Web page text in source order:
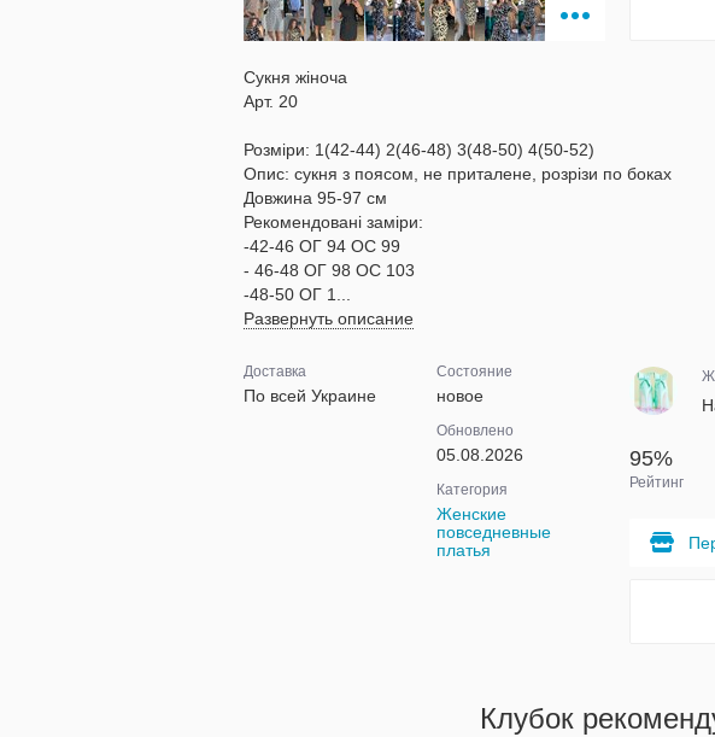
Сукня жіноча
Арт. 20
Розміри: 1(42-44) 2(46-48) 3(48-50) 4(50-52)
Опис: сукня з поясом, не приталене, розрізи по боках
Довжина 95-97 см
Рекомендовані заміри:
-42-46 ОГ 94 ОС 99
- 46-48 ОГ 98 ОС 103
-48-50 ОГ 1...
Развернуть описание
Доставка
По всей Украине
Состояние
новое
Обновлено
05.08.2026
Категория
Женские
повседневные
платья
95%
Рейтинг
Клубок